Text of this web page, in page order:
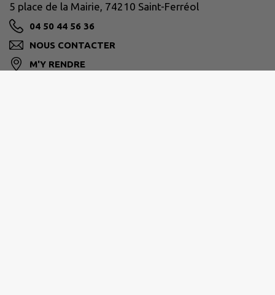
5 place de la Mairie, 74210 Saint-Ferréol
04 50 44 56 36
NOUS CONTACTER
M'Y RENDRE